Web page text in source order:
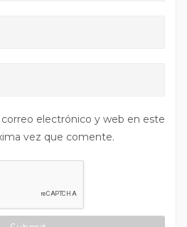
electrónico y web en este
vez que comente.